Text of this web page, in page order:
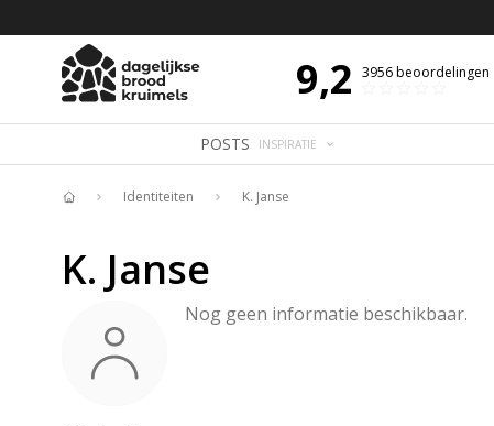
9,2 3956beoordelingen
POSTS INSPIRATIE
Identiteiten K. Janse
K. Janse
Nog geen informatie beschikbaar.